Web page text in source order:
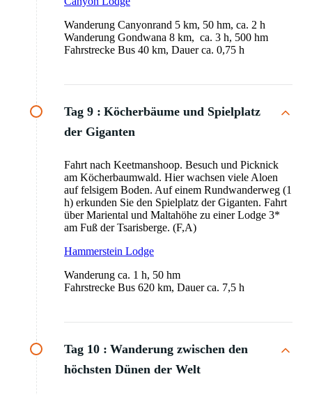
Wanderung Canyonrand 5 km, 50 hm, ca. 2 h
Wanderung Gondwana 8 km, ca. 3 h, 500 hm
Fahrstrecke Bus 40 km, Dauer ca. 0,75 h
Tag 9 : Köcherbäume und Spielplatz
der Giganten
Fahrt nach Keetmanshoop. Besuch und Picknick
am Köcherbaumwald. Hier wachsen viele Aloen
auf felsigem Boden. Auf einem Rundwanderweg (1
h) erkunden Sie den Spielplatz der Giganten. Fahrt
über Mariental und Maltahöhe zu einer Lodge 3*
am Fuß der Tsarisberge. (F,A)
Hammerstein Lodge
Wanderung ca. 1 h, 50 hm
Fahrstrecke Bus 620 km, Dauer ca. 7,5 h
Tag 10 : Wanderung zwischen den
höchsten Dünen der Welt